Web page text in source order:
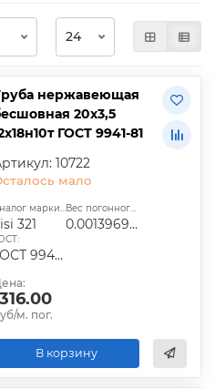
нержавеющая
20х3,5
ГОСТ 9941-81
10722
мало
Аналог марки стали:
321
Вес погонного метра, т.:
0.0013969725
ГОСТ 9940-81, ГОСТ 9941-81, ГОСТ 24030-80, ГОСТ 10498-82
м. пог.
В корзину